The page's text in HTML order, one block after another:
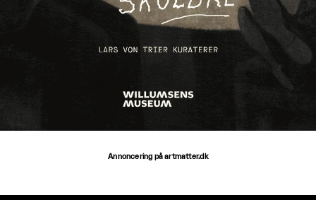
Annoncering på artmatter.dk